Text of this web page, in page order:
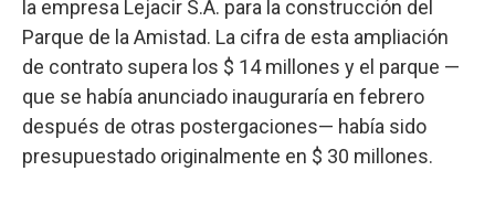
la empresa Lejacir S.A. para la construcción del
Parque de la Amistad. La cifra de esta ampliación
de contrato supera los $ 14 millones y el parque —
que se había anunciado inauguraría en febrero
después de otras postergaciones— había sido
presupuestado originalmente en $ 30 millones.